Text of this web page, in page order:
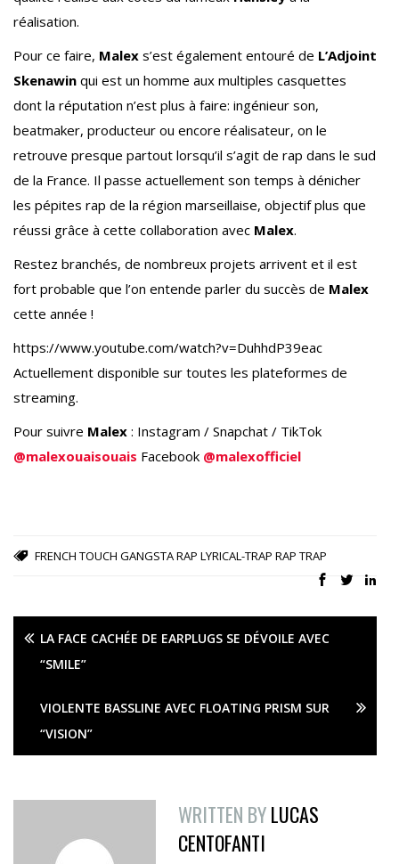
réalisation.
Pour ce faire, Malex s’est également entouré de L’Adjoint
Skenawin qui est un homme aux multiples casquettes
dont la réputation n’est plus à faire: ingénieur son,
beatmaker, producteur ou encore réalisateur, on le
retrouve presque partout lorsqu’il s’agit de rap dans le sud
de la France. Il passe actuellement son temps à dénicher
les pépites rap de la région marseillaise, objectif plus que
réussi grâce à cette collaboration avec Malex.
Restez branchés, de nombreux projets arrivent et il est
fort probable que l’on entende parler du succès de Malex
cette année !
https://www.youtube.com/watch?v=DuhhdP39eac
Actuellement disponible sur toutes les plateformes de
streaming.
Pour suivre Malex : Instagram / Snapchat / TikTok
@malexouaisouais Facebook @malexofficiel
FRENCH TOUCH GANGSTA RAP LYRICAL-TRAP RAP TRAP
LA FACE CACHÉE DE EARPLUGS SE DÉVOILE AVEC
“SMILE”
VIOLENTE BASSLINE AVEC FLOATING PRISM SUR
“VISION”
WRITTEN BYLUCAS
CENTOFANTI